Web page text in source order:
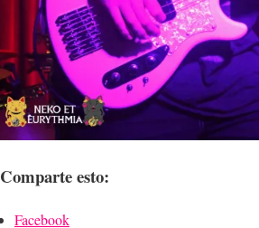
Comparte esto:
Facebook